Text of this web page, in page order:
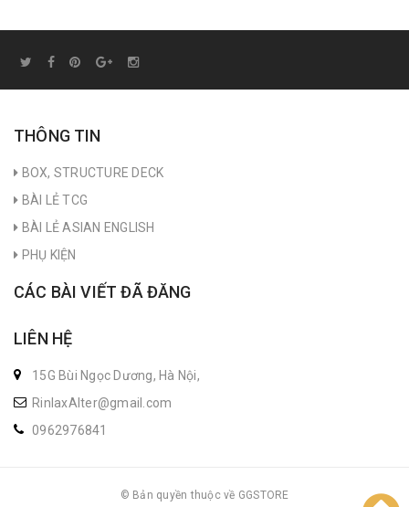
THÔNG TIN
BOX, STRUCTURE DECK
BÀI LẺ TCG
BÀI LẺ ASIAN ENGLISH
PHỤ KIỆN
CÁC BÀI VIẾT ĐÃ ĐĂNG
LIÊN HỆ
15G Bùi Ngọc Dương, Hà Nội,
RinlaxAlter@gmail.com
0962976841
© Bản quyền thuộc về GGSTORE